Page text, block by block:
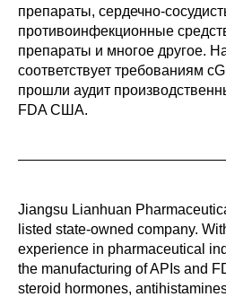
препараты, сердечно-
противоинфекционные
препараты и многое другое.
соответствует требованиям
прошли аудит
FDA США.
Jiangsu Lianhuan
listed state-owned company.
experience in pharmaceutical
the manufacturing of APIs and
steroid hormones,